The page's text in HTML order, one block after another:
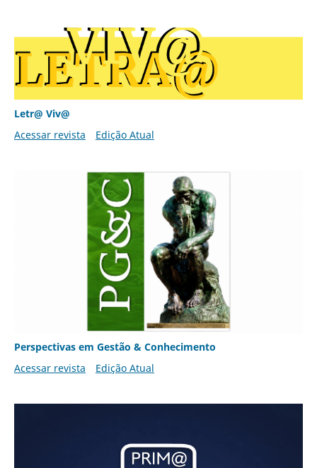
Letr@ Viv@
Acessar revista
Edição Atual
Perspectivas em Gestão & Conhecimento
Acessar revista
Edição Atual